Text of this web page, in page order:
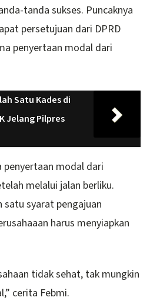
tanda sukses. Puncaknya
persetujuan dari DPRD
penyertaan modal dari
Satu Kades di
Jelang Pilpres
penyertaan modal dari
melalui jalan berliku.
satu syarat pengajuan
harus menyiapkan
tidak sehat, tak mungkin
cerita Febmi.